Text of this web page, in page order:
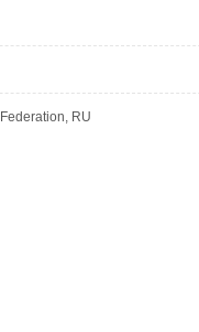
RU